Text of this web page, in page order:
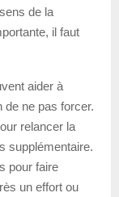
de la
il faut
aider à
de ne pas forcer.
relancer la
supplémentaire.
pour faire
un effort ou